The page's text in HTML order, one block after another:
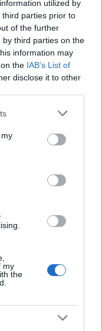
utilized by
parties prior to
of the further
third parties on the
information may
the IAB’s List of
disclose it to other
or more Google
You may click to
third-party tags to
in below Google
my
the
ΤΗ ΔΊΡΦΥΣ
ΑΕ
ITI 2023
το
νερό
ΣΤΟΝ
YEAR
Manager
και
τελετή που